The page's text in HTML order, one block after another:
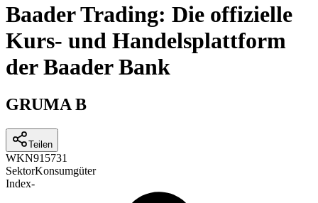
Baader Trading: Die offizielle
Kurs- und Handelsplattform
der Baader Bank
GRUMA B
Teilen
WKN915731
SektorKonsumgüter
Index-